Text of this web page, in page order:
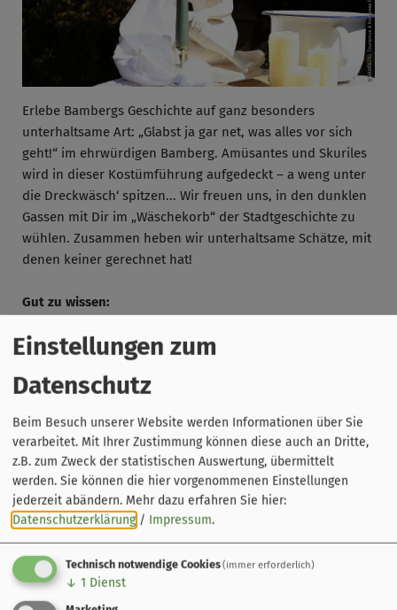
Erlebe Bambergs Geschichte auf ganz besonders
unterhaltsame Art: „Glabst ja gar net, was alles vor sich
geht!“ im ehrwürdigen Bamberg. Amüsantes und Skuriles
wird in dieser Kostümführung aufgedeckt – a weng unter
die Dreckwäsch‘ spitzen... Wir freuen uns, in den dunklen
Gassen mit Dir im „Wäschekorb“ der Stadtgeschichte zu
wühlen. Zusammen heben wir unterhaltsame Schätze, mit
denen keiner gerechnet hat!
Gut zu wissen:
Barrierearm
Hunde dürfen gerne mit
Gruppenführungen jederzeit möglich
Einstellungen zum
Datenschutz
Beim Besuch unserer Website werden Informationen über Sie
verarbeitet. Mit Ihrer Zustimmung können diese auch an Dritte,
z.B. zum Zweck der statistischen Auswertung, übermittelt
werden. Sie können die hier vorgenommenen Einstellungen
jederzeit abändern. Mehr dazu erfahren Sie hier:
Datenschutzerklärung / Impressum.
Technisch notwendige Cookies(immer erforderlich)
↓ 1 Dienst